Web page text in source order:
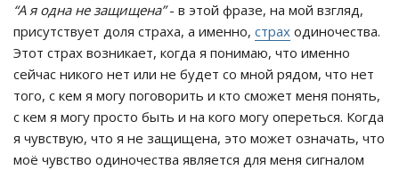
“А я одна не защищена”- в этой фразе, на мой взгляд,
присутствует доля страха, а именно, страх одиночества.
Этот страх возникает, когда я понимаю, что именно
сейчас никого нет или не будет со мной рядом, что нет
того, с кем я могу поговорить и кто сможет меня понять,
с кем я могу просто быть и на кого могу опереться. Когда
я чувствую, что я не защищена, это может означать, что
моё чувство одиночества является для меня сигналом